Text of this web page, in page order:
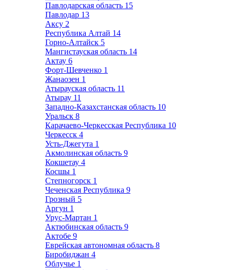
Павлодарская область 15
Павлодар 13
Аксу 2
Республика Алтай 14
Горно-Алтайск 5
Мангистауская область 14
Актау 6
Форт-Шевченко 1
Жанаозен 1
Атырауская область 11
Атырау 11
Западно-Казахстанская область 10
Уральск 8
Карачаево-Черкесская Республика 10
Черкесск 4
Усть-Джегута 1
Акмолинская область 9
Кокшетау 4
Косшы 1
Степногорск 1
Чеченская Республика 9
Грозный 5
Аргун 1
Урус-Мартан 1
Актюбинская область 9
Актобе 9
Еврейская автономная область 8
Биробиджан 4
Облучье 1